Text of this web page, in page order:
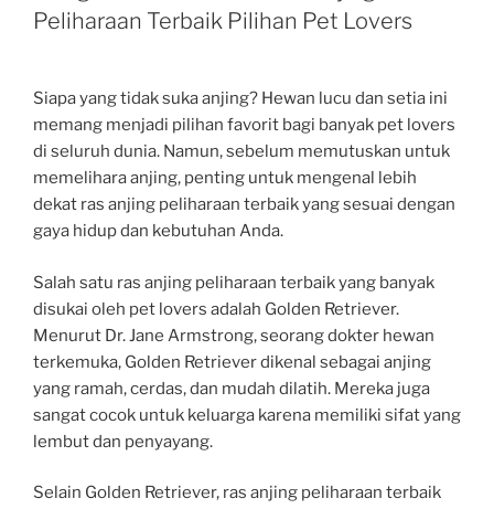
Peliharaan Terbaik Pilihan Pet Lovers
Siapa yang tidak suka anjing? Hewan lucu dan setia ini
memang menjadi pilihan favorit bagi banyak pet lovers
di seluruh dunia. Namun, sebelum memutuskan untuk
memelihara anjing, penting untuk mengenal lebih
dekat ras anjing peliharaan terbaik yang sesuai dengan
gaya hidup dan kebutuhan Anda.
Salah satu ras anjing peliharaan terbaik yang banyak
disukai oleh pet lovers adalah Golden Retriever.
Menurut Dr. Jane Armstrong, seorang dokter hewan
terkemuka, Golden Retriever dikenal sebagai anjing
yang ramah, cerdas, dan mudah dilatih. Mereka juga
sangat cocok untuk keluarga karena memiliki sifat yang
lembut dan penyayang.
Selain Golden Retriever, ras anjing peliharaan terbaik